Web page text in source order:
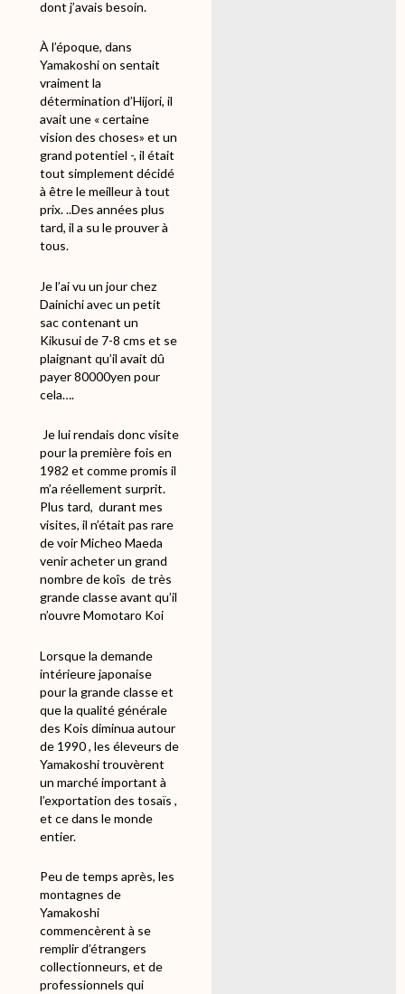
dont j’avais besoin.
À l’époque, dans
Yamakoshi on sentait
vraiment la
détermination d’Hijori, il
avait une « certaine
vision des choses» et un
grand potentiel -, il était
tout simplement décidé
à être le meilleur à tout
prix. ..Des années plus
tard, il a su le prouver à
tous.
Je l’ai vu un jour chez
Dainichi avec un petit
sac contenant un
Kikusui de 7-8 cms et se
plaignant qu’il avait dû
payer 80000yen pour
cela….
Je lui rendais donc visite
pour la première fois en
1982 et comme promis il
m’a réellement surprit.
Plus tard, durant mes
visites, il n’était pas rare
de voir Micheo Maeda
venir acheter un grand
nombre de koîs de très
grande classe avant qu’il
n’ouvre Momotaro Koi
Lorsque la demande
intérieure japonaise
pour la grande classe et
que la qualité générale
des Kois diminua autour
de 1990 , les éleveurs de
Yamakoshi trouvèrent
un marché important à
l’exportation des tosaïs ,
et ce dans le monde
entier.
Peu de temps après, les
montagnes de
Yamakoshi
commencèrent à se
remplir d’étrangers
collectionneurs, et de
professionnels qui